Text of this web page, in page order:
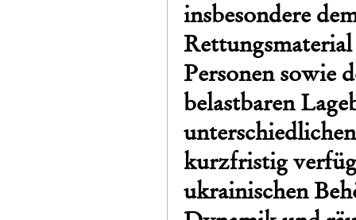
insbesondere
Personen sowie
belastbaren
kurzfristig
ukrainischen